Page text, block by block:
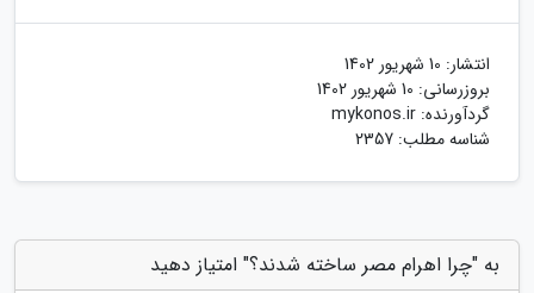
انتشار: 10 شهریور 1402
بروزرسانی: 10 شهریور 1402
گردآورنده: mykonos.ir
شناسه مطلب: 2357
به "چرا اهرام مصر ساخته شدند؟" امتیاز دهید